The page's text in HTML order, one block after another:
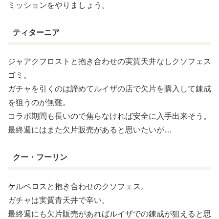
ミッションをやりましょう。
ティターニア
ジャアクフロストと抱き合わせの実質天井なしクソフェス
ゴミ。
ガチャを引くのは諦めてルイザの店で欠片を購入して錬成
を狙うのが無難。
コラボ期間も長いので焦らなければ安全に入手出来そう。
最終週にはまた欠片販売があると思いたいが…
クー・フーリン
ケルベロスと抱き合わせのクソフェス。
ガチャは実質青天井で辛い。
最終週にも欠片販売があればルイザでの錬成が狙えると思